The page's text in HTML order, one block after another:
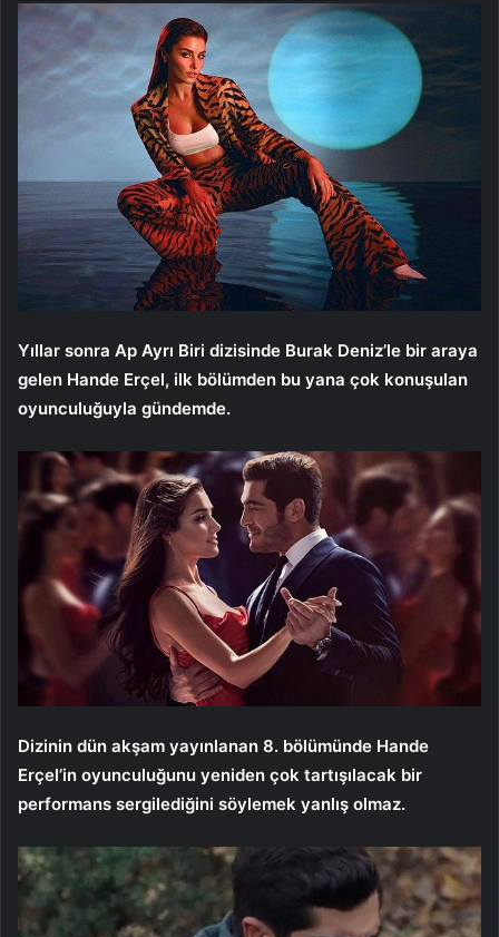
Yıllar sonra Ap Ayrı Biri dizisinde Burak Deniz’le bir araya
gelen Hande Erçel, ilk bölümden bu yana çok konuşulan
oyunculuğuyla gündemde.
Dizinin dün akşam yayınlanan 8. bölümünde Hande
Erçel’in oyunculuğunu yeniden çok tartışılacak bir
performans sergilediğini söylemek yanlış olmaz.